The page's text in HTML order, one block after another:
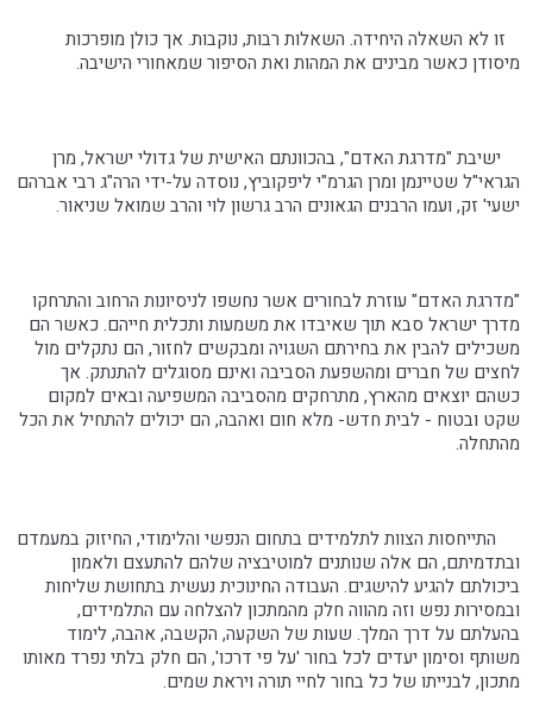
זו לא השאלה היחידה. השאלות רבות, נוקבות. אך כולן מופרכות
מיסודן כאשר מבינים את המהות ואת הסיפור שמאחורי הישיבה.
ישיבת "מדרגת האדם", בהכוונתם האישית של גדולי ישראל, מרן
הגראי"ל שטיינמן ומרן הגרמ"י ליפקוביץ, נוסדה על-ידי הרה"ג רבי אברהם
ישעי' זק, ועמו הרבנים הגאונים הרב גרשון לוי והרב שמואל שניאור.
"מדרגת האדם" עוזרת לבחורים אשר נחשפו לניסיונות הרחוב והתרחקו
מדרך ישראל סבא תוך שאיבדו את משמעות ותכלית חייהם. כאשר הם
משכילים להבין את בחירתם השגויה ומבקשים לחזור, הם נתקלים מול
לחצים של חברים ומהשפעת הסביבה ואינם מסוגלים להתנתק. אך
כשהם יוצאים מהארץ, מתרחקים מהסביבה המשפיעה ובאים למקום
שקט ובטוח - לבית חדש- מלא חום ואהבה, הם יכולים להתחיל את הכל
מהתחלה.
התייחסות הצוות לתלמידים בתחום הנפשי והלימודי, החיזוק במעמדם
ובתדמיתם, הם אלה שנותנים למוטיבציה שלהם להתעצם ולאמון
ביכולתם להגיע להישגים. העבודה החינוכית נעשית בתחושת שליחות
ובמסירות נפש וזה מהווה חלק מהמתכון להצלחה עם התלמידים,
בהעלתם על דרך המלך. שעות של השקעה, הקשבה, אהבה, לימוד
משותף וסימון יעדים לכל בחור 'על פי דרכו', הם חלק בלתי נפרד מאותו
מתכון, לבנייתו של כל בחור לחיי תורה ויראת שמים.